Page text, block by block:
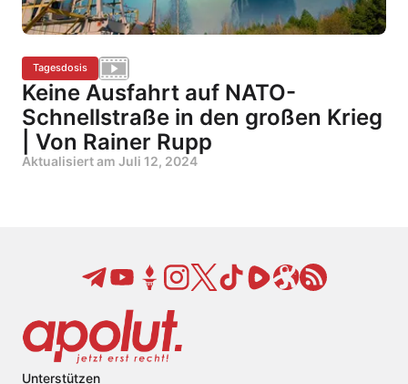
Tagesdosis
Keine Ausfahrt auf NATO-
Schnellstraße in den großen Krieg
| Von Rainer Rupp
Aktualisiert am Juli 12, 2024
Unterstützen